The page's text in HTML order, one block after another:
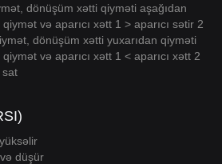
dönüşüm xətti qiyməti aşağıdan
və aparıcı xətt 1 > aparıcı sətir 2
dönüşüm xətti yuxarıdan qiyməti
və aparıcı xətt 1 < aparıcı xətt 2
sat
düşür